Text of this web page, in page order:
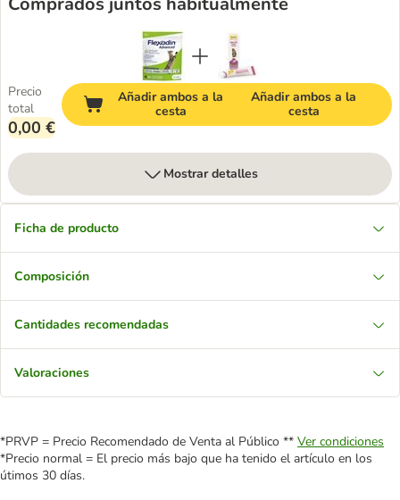
Precio
total
0,00 €
Añadir ambos a la
cesta
Añadir ambos a la
cesta
Mostrar detalles
Ficha de producto
Composición
Cantidades recomendadas
Valoraciones
*PRVP = Precio Recomendado de Venta al Público ** Ver condiciones
*Precio normal = El precio más bajo que ha tenido el artículo en los
útimos 30 días.